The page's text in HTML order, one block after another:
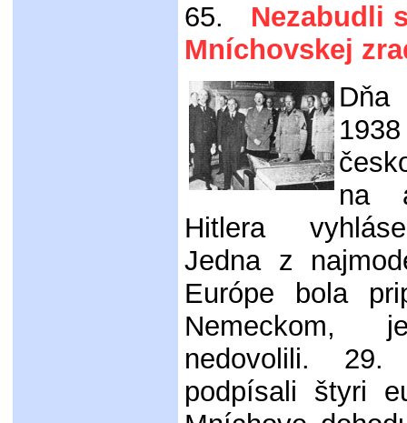
65.
Nezabudli
Mníchovskej
na
Hitlera
Jedna z
Európe bola
nedovolili. 29.
podpísali štyri